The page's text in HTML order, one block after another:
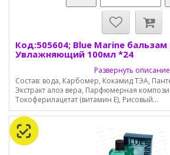
Код:505604; Blue Marine
Увлажняющий 100мл *24
Развернуть описание
Состав: вода, Карбомер, Кокамид ТЭА,
Экстракт алоэ вера, Парфюмерная
Токоферилацетат (витамин Е), Рисовый...